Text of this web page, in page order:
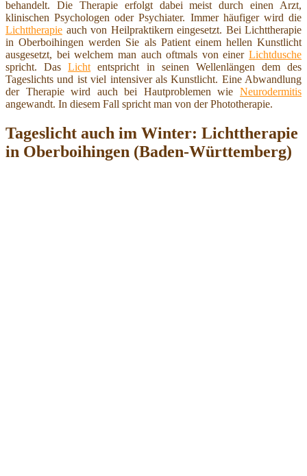
behandelt. Die Therapie erfolgt dabei meist durch einen Arzt,
klinischen Psychologen oder Psychiater. Immer häufiger wird die
Lichttherapie auch von Heilpraktikern eingesetzt. Bei Lichttherapie
in Oberboihingen werden Sie als Patient einem hellen Kunstlicht
ausgesetzt, bei welchem man auch oftmals von einer Lichtdusche
spricht. DasLicht entspricht in seinen Wellenlängen dem des
Tageslichts und ist viel intensiver als Kunstlicht. Eine Abwandlung
der Therapie wird auch bei Hautproblemen wie Neurodermitis
angewandt. In diesem Fall spricht man von der Phototherapie.
Tageslicht auch im Winter: Lichttherapie
in Oberboihingen (Baden-Württemberg)